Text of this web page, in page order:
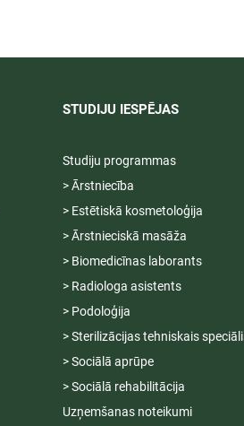
STUDIJU IESPĒJAS
Studiju programmas
> Ārstniecība
> Estētiskā kosmetoloģija
> Ārstnieciskā masāža
> Biomedicīnas laborants
> Radiologa asistents
> Podoloģija
> Sterilizācijas tehniskais
> Sociālā aprūpe
> Sociālā rehabilitācija
Uzņemšanas noteikumi